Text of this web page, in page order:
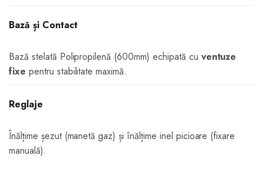
Bază și Contact
Bază stelată Polipropilenă (600mm) echipată cu ventuze
fixe pentru stabilitate maximă.
Reglaje
Înălțime șezut (manetă gaz) și înălțime inel picioare (fixare
manuală).